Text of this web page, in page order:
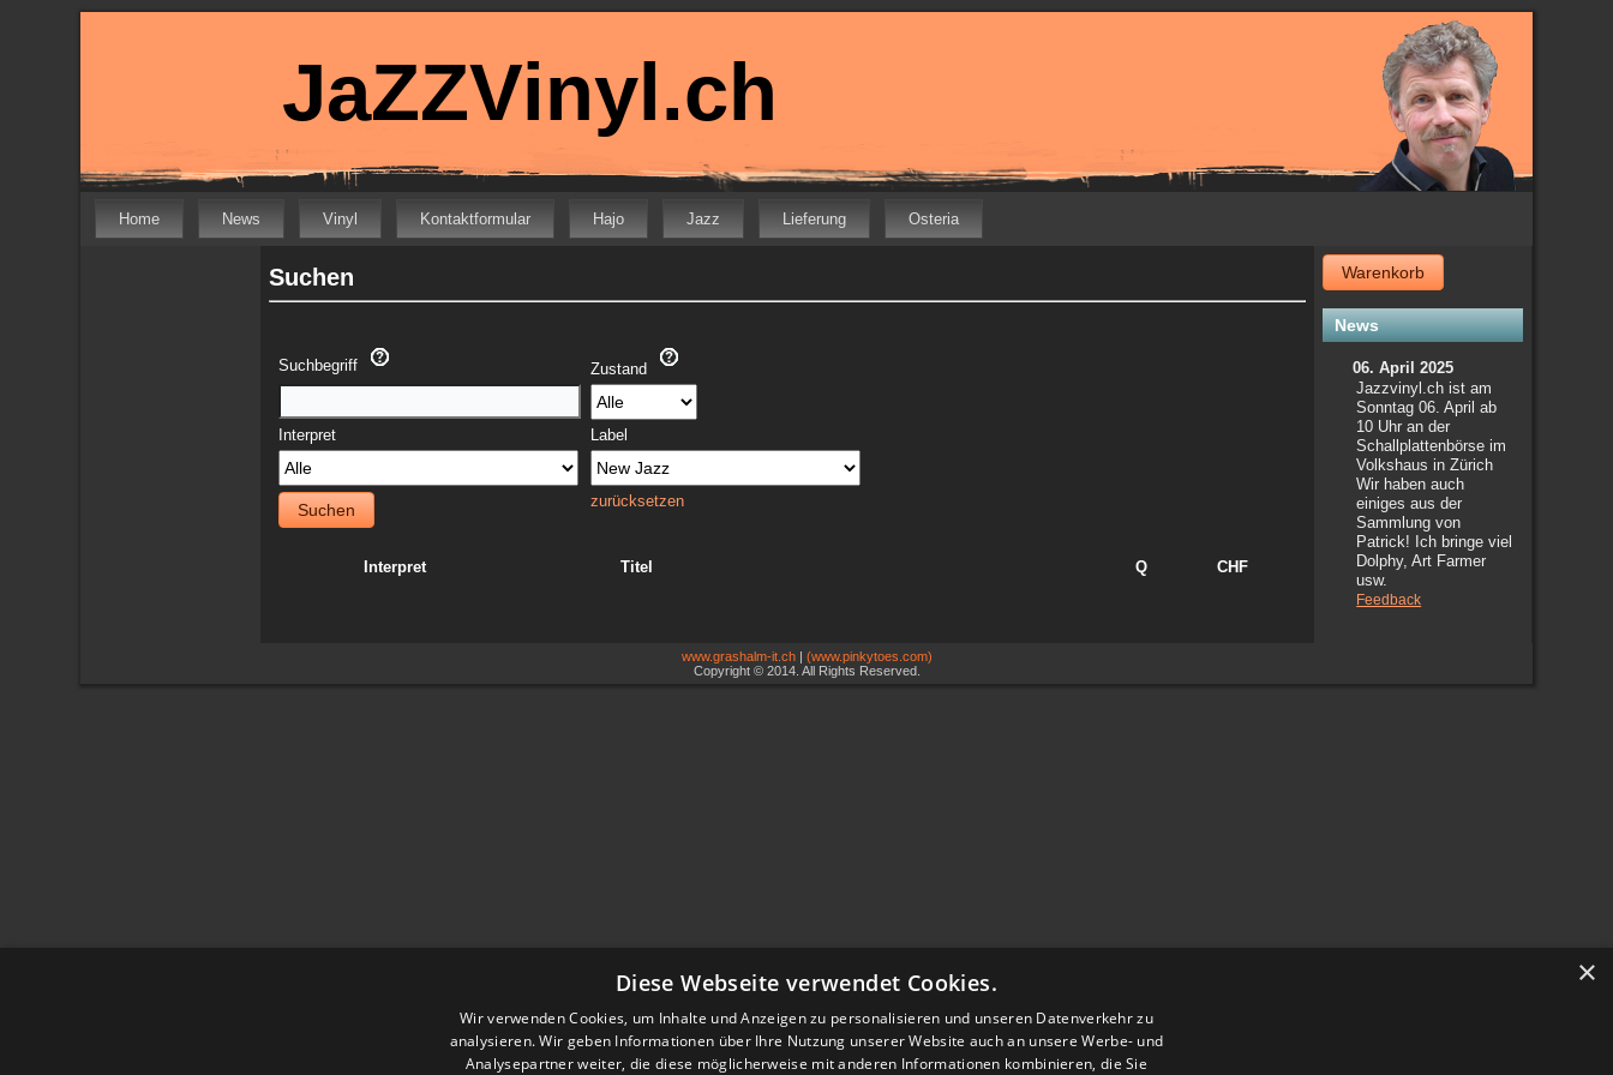
JaZZVinyl.ch
Home News Vinyl Kontaktformular Hajo Jazz Lieferung Osteria
Suchen
Suchbegriff Zustand
Interpret Label
Suchen zurücksetzen
Interpret Titel Q CHF
Warenkorb
News
06. April 2025
Jazzvinyl.ch ist am
Sonntag 06. April ab
10 Uhr an der
Schallplattenbörse im
Volkshaus in Zürich
Wir haben auch
einiges aus der
Sammlung von
Patrick! Ich bringe viel
Dolphy, Art Farmer
usw.
Feedback
www.grashalm-it.ch| (www.pinkytoes.com)
Copyright © 2014. All Rights Reserved.
×
Diese Webseite verwendet Cookies.
Wir verwenden Cookies, um Inhalte und Anzeigen zu personalisieren und unseren Datenverkehr zu
analysieren. Wir geben Informationen über Ihre Nutzung unserer Website auch an unsere Werbe- und
Analysepartner weiter, die diese möglicherweise mit anderen Informationen kombinieren, die Sie